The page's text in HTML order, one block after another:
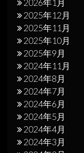
2026年1月
2025年12月
2025年11月
2025年10月
2025年9月
2024年11月
2024年8月
2024年7月
2024年6月
2024年5月
2024年4月
2024年3月